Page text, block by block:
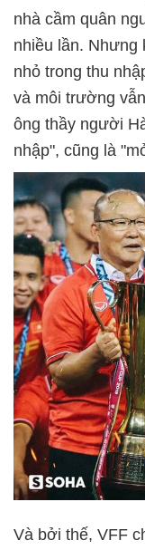
nhà cầm quân
nhiều lần. Nhưng
nhỏ trong thu
và môi trường
ông thầy người
nhập", cũng là
Và bởi thế, VFF